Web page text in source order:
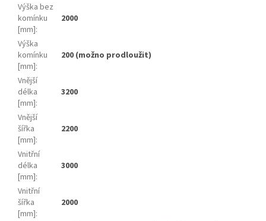
Výška bez
komínku
[mm]:
2000
Výška
komínku
[mm]:
200 (možno prodloužit)
Vnější
délka
[mm]:
3200
Vnější
šířka
[mm]:
2200
Vnitřní
délka
[mm]:
3000
Vnitřní
šířka
[mm]:
2000